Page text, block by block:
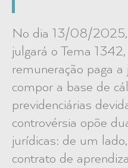
No dia 13/08/2025,
julgará o Tema
remuneração paga
compor a base de
previdenciárias
controvérsia opõe
jurídicas: de um
contrato de